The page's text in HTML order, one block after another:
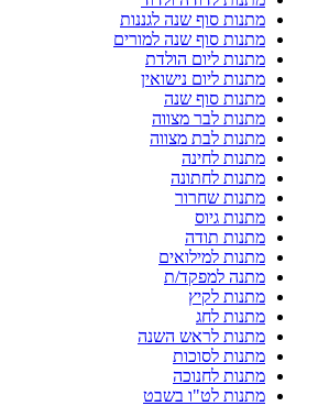
מתנות סוף שנה לגננות
מתנות סוף שנה למורים
מתנות ליום הולדת
מתנות ליום נישואין
מתנות סוף שנה
מתנות לבר מצווה
מתנות לבת מצווה
מתנות לחינה
מתנות לחתונה
מתנות שחרור
מתנות גיוס
מתנות תודה
מתנות למילואים
מתנה למפקד/ת
מתנות לקיץ
מתנות לחג
מתנות לראש השנה
מתנות לסוכות
מתנות לחנוכה
מתנות לט"ו בשבט